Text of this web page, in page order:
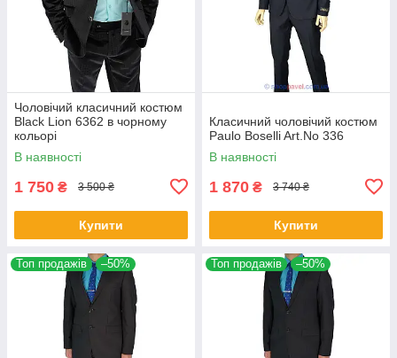
Чоловічий класичний костюм
Black Lion 6362 в чорному
кольорі
В наявності
1 750 ₴ 3 500 ₴
Купити
Класичний чоловічий костюм
Paulo Boselli Art.No 336
В наявності
1 870 ₴ 3 740 ₴
Купити
Топ продажів –50% Топ продажів –50%